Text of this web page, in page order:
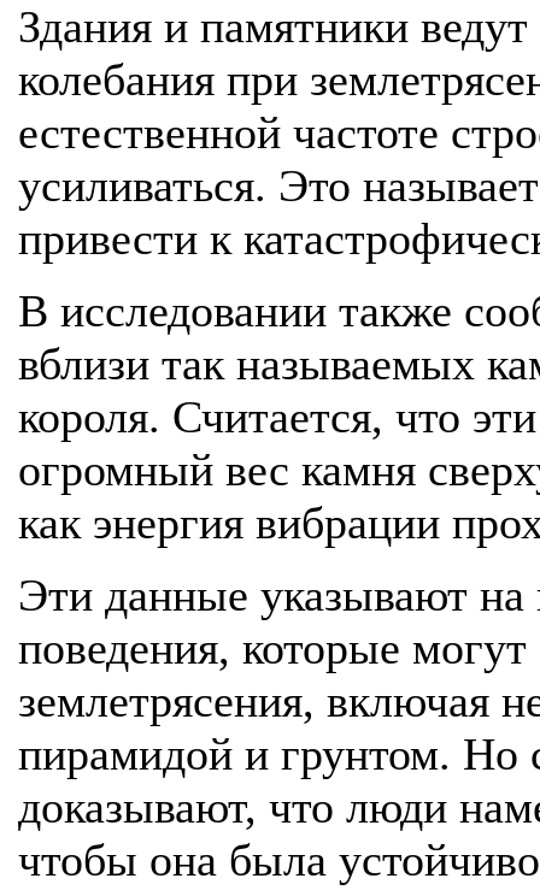
Здания и памятники
колебания при
естественной частоте
усиливаться. Это
привести к
В исследовании также
вблизи так называемых
короля. Считается, что
огромный вес камня
как энергия вибрации
Эти данные указывают на
поведения, которые
землетрясения, включая
пирамидой и грунтом. Но
доказывают, что люди
чтобы она была